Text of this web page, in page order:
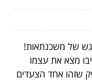
של משכנתאות!
מצא את עצמו
שזהו אחד הצעדים